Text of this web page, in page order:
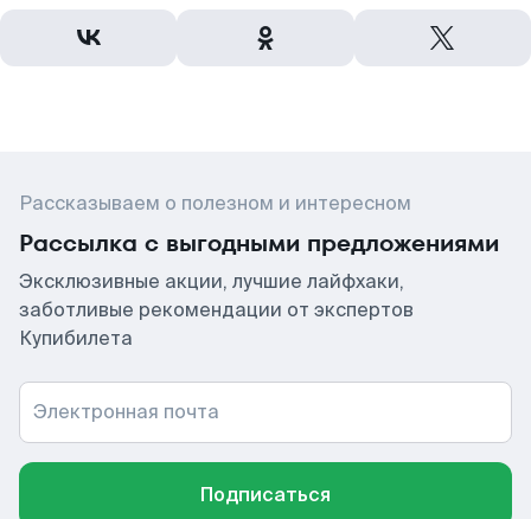
Рассказываем о полезном и интересном
Рассылка с выгодными предложениями
Эксклюзивные акции, лучшие лайфхаки,
заботливые рекомендации от экспертов
Купибилета
Электронная почта
Подписаться